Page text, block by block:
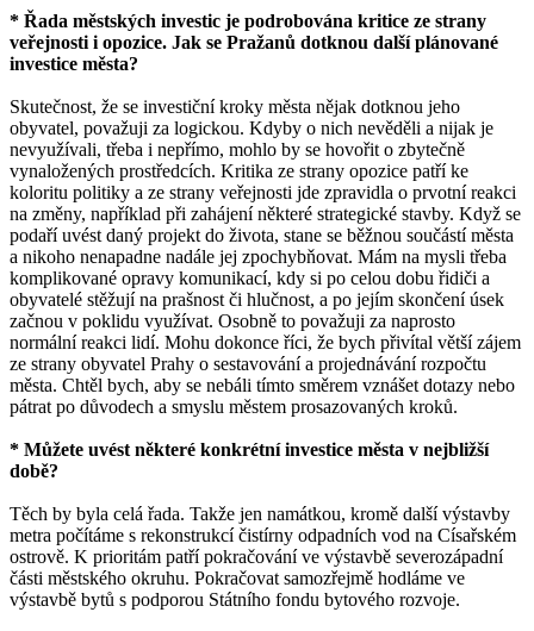
* Řada městských investic je podrobována kritice ze strany
veřejnosti i opozice. Jak se Pražanů dotknou další plánované
investice města?
Skutečnost, že se investiční kroky města nějak dotknou jeho
obyvatel, považuji za logickou. Kdyby o nich nevěděli a nijak je
nevyužívali, třeba i nepřímo, mohlo by se hovořit o zbytečně
vynaložených prostředcích. Kritika ze strany opozice patří ke
koloritu politiky a ze strany veřejnosti jde zpravidla o prvotní reakci
na změny, například při zahájení některé strategické stavby. Když se
podaří uvést daný projekt do života, stane se běžnou součástí města
a nikoho nenapadne nadále jej zpochybňovat. Mám na mysli třeba
komplikované opravy komunikací, kdy si po celou dobu řidiči a
obyvatelé stěžují na prašnost či hlučnost, a po jejím skončení úsek
začnou v poklidu využívat. Osobně to považuji za naprosto
normální reakci lidí. Mohu dokonce říci, že bych přivítal větší zájem
ze strany obyvatel Prahy o sestavování a projednávání rozpočtu
města. Chtěl bych, aby se nebáli tímto směrem vznášet dotazy nebo
pátrat po důvodech a smyslu městem prosazovaných kroků.
* Můžete uvést některé konkrétní investice města v nejbližší
době?
Těch by byla celá řada. Takže jen namátkou, kromě další výstavby
metra počítáme s rekonstrukcí čistírny odpadních vod na Císařském
ostrově. K prioritám patří pokračování ve výstavbě severozápadní
části městského okruhu. Pokračovat samozřejmě hodláme ve
výstavbě bytů s podporou Státního fondu bytového rozvoje.